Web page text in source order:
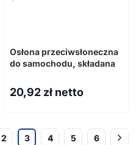
Osłona przeciwsłoneczna
do samochodu, składana
20,92 zł netto
2 3 4 5 6